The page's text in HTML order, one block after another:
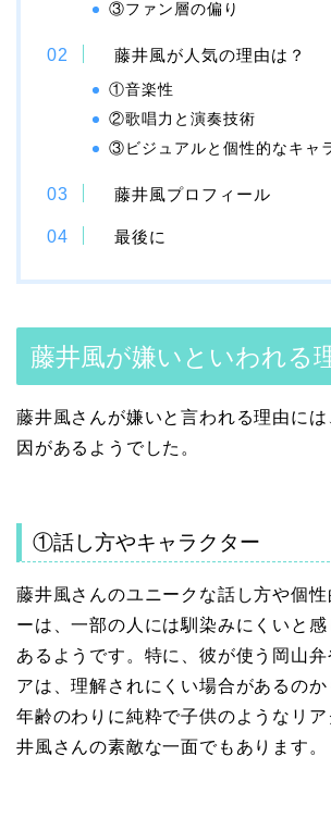
③ファン層の偏り
藤井風が人気の理由は？
①音楽性
②歌唱力と演奏技術
③ビジュアルと個性的なキャ
藤井風プロフィール
最後に
藤井風が嫌いといわれる
藤井風さんが嫌いと言われる理由に
因があるようでした。
①話し方やキャラクター
藤井風さんのユニークな話し方や個性
ーは、一部の人には馴染みにくいと
あるようです。特に、彼が使う岡山
アは、理解されにくい場合があるのか
年齢のわりに純粋で子供のようなリ
井風さんの素敵な一面でもあります。